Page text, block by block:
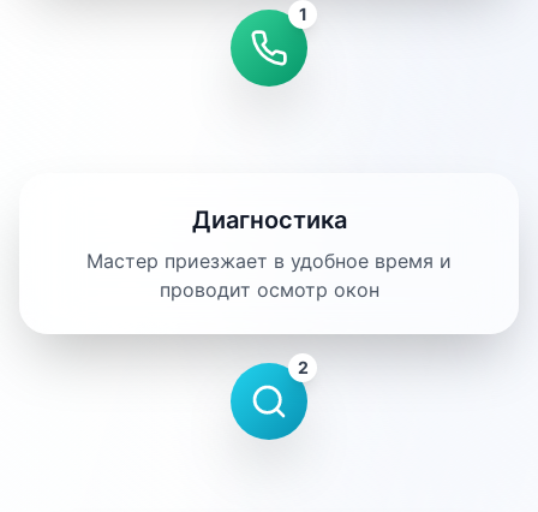
1
Диагностика
Мастер приезжает в удобное время и
проводит осмотр окон
2